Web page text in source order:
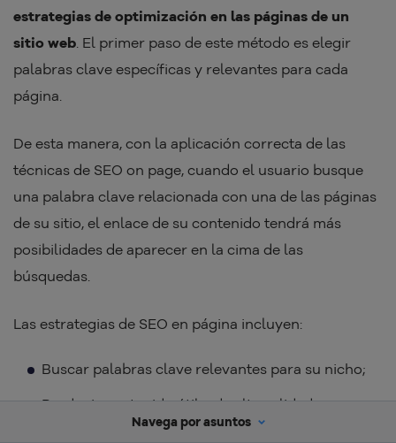
estrategias de optimización en las páginas de un
sitio web. El primer paso de este método es elegir
palabras clave específicas y relevantes para cada
página.
De esta manera, con la aplicación correcta de las
técnicas de SEO on page, cuando el usuario busque
una palabra clave relacionada con una de las páginas
de su sitio, el enlace de su contenido tendrá más
posibilidades de aparecer en la cima de las
búsquedas.
Las estrategias de SEO en página incluyen:
Buscar palabras clave relevantes para su nicho;
Producir contenido útil y de alta calidad;
Navega por asuntos